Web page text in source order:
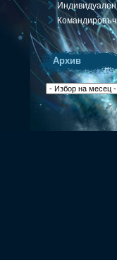
Архив
Архив